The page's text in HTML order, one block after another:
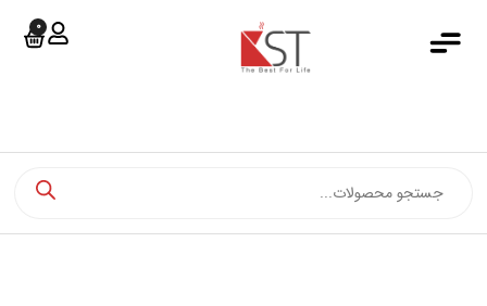
0
دسته بندی محصولات
فروشگاه آنلاین